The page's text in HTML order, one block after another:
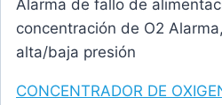
Alarma de fallo de
concentración de O2
alta/baja presión
CONCENTRADOR DE